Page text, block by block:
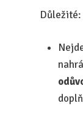
Důležité: